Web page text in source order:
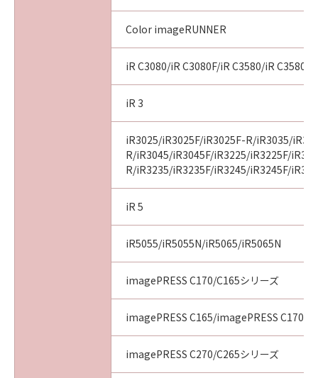
Color imageRUNNER
iR C3080/iR C3080F/iR C3580/iR C3580F
iR 3
iR3025/iR3025F/iR3025F-R/iR3035/
R/iR3045/iR3045F/iR3225/iR3225F/
R/iR3235/iR3235F/iR3245/iR3245F/
iR 5
iR5055/iR5055N/iR5065/iR5065N
imagePRESS C170/C165シリーズ
imagePRESS C165/imagePRESS C170
imagePRESS C270/C265シリーズ